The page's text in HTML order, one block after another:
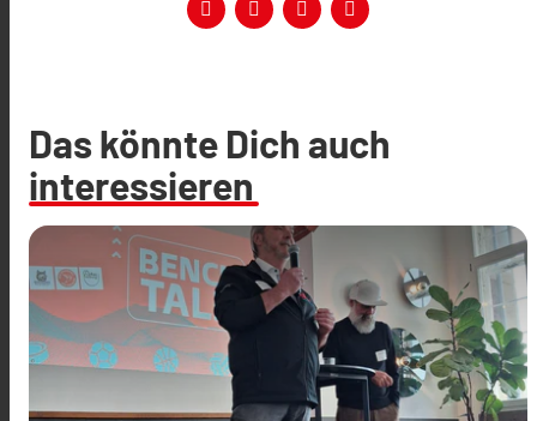
Das könnte Dich auch
interessieren